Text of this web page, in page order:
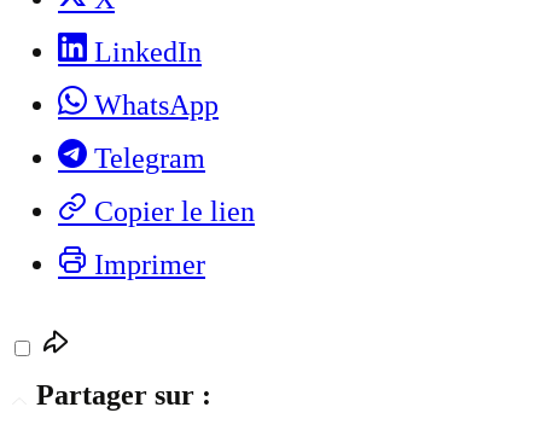
LinkedIn
WhatsApp
Telegram
Copier le lien
Imprimer
Partager sur :